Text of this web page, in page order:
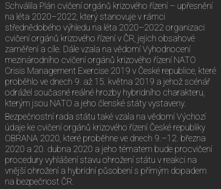
Schválila Plán cvičení orgánů krizového řízení – upřesnění
na léta 2020–2022, který stanovuje v rámci
střednědobého výhledu na léta 2020–2022 organizaci
cvičení orgánů krizového řízení v ČR, jejich obsahové
zaměření a cíle. Dále vzala na vědomí Vyhodnocení
mezinárodního cvičení orgánů krizového řízení NATO
Crisis Management Exercise 2019 v České republice, které
proběhlo ve dnech 9. až 15. května 2019 a jehož scénář
odrážel současné reálné hrozby hybridního charakteru,
kterým jsou NATO a jeho členské státy vystaveny.
Bezpečnostní rada státu také vzala na vědomí Výchozí
údaje ke cvičení orgánů krizového řízení České republiky
OBRANA 2020, které proběhne ve dnech 9.–12. března
2020 a 20. dubna 2020 a jeho tématem bude procvičení
procedury vyhlášení stavu ohrožení státu v reakci na
vnější ohrožení a hybridní působení s přímým dopadem
na bezpečnost ČR.